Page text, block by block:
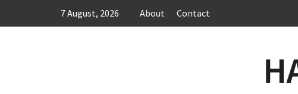
7 August, 2026 About Contact